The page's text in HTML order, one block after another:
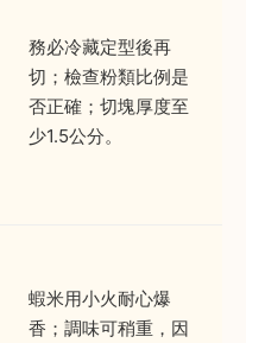
務必冷藏定型後再
切；檢查粉類比例是
否正確；切塊厚度至
少1.5公分。
蝦米用小火耐心爆
香；調味可稍重，因